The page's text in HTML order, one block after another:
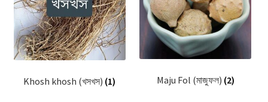
Khosh khosh (খসখস) (1) Maju Fol (মাজুফল) (2)